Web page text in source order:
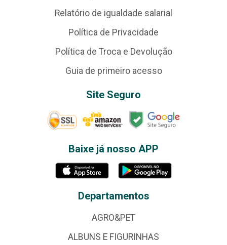
Relatório de igualdade salarial
Política de Privacidade
Política de Troca e Devolução
Guia de primeiro acesso
Site Seguro
Baixe já nosso APP
Departamentos
AGRO&PET
ALBUNS E FIGURINHAS